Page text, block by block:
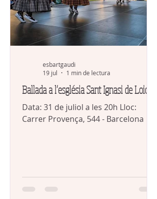
Ballada a l’església Sant Ignasi de Loiola
Data: 31 de juliol a les 20h Lloc:
Carrer Provença, 544 - Barcelona
esbartgaudi
19 jul
1 min de lectura